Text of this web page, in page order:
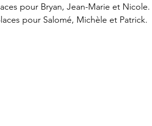
pour Bryan, Jean-Marie et Nicole.
pour Salomé, Michèle et Patrick.